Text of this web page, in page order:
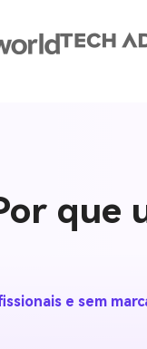
que
e sem